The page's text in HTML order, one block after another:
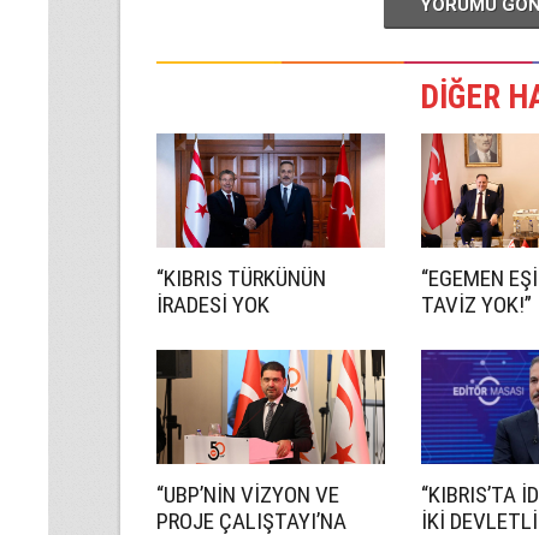
YORUMU
DİĞER
“KIBRIS TÜRKÜNÜN
İRADESİ YOK
“EGEMEN
TAVİZ YOK!”
“UBP’NİN VİZYON VE
PROJE ÇALIŞTAYI’NA
“KIBRIS’TA
İKİ